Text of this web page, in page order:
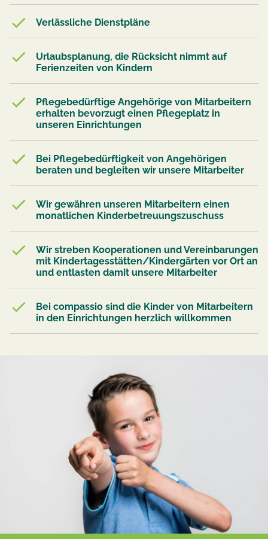
Verlässliche Dienstpläne
Urlaubsplanung, die Rücksicht nimmt auf
Ferienzeiten von Kindern
Pflegebedürftige Angehörige von Mitarbeitern
erhalten bevorzugt einen Pflegeplatz in
unseren Einrichtungen
Bei Pflegebedürftigkeit von Angehörigen
beraten und begleiten wir unsere Mitarbeiter
Wir gewähren unseren Mitarbeitern einen
monatlichen Kinderbetreuungszuschuss
Wir streben Kooperationen und Vereinbarungen
mit Kindertagesstätten/Kindergärten vor Ort an
und entlasten damit unsere Mitarbeiter
Bei compassio sind die Kinder von Mitarbeitern
in den Einrichtungen herzlich willkommen